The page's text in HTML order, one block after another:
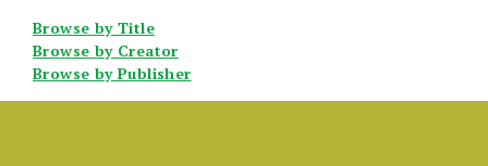
Browse by Title
Browse by Creator
Browse by Publisher